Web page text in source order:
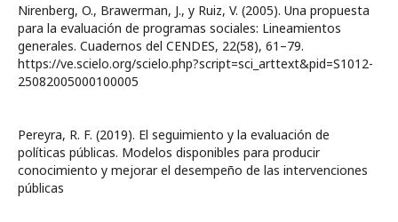
Nirenberg, O., Brawerman, J., y Ruiz, V. (2005). Una propuesta
para la evaluación de programas sociales: Lineamientos
generales. Cuadernos del CENDES, 22(58), 61–79.
https://ve.scielo.org/scielo.php?script=sci_arttext&pid=S1012-
25082005000100005
Pereyra, R. F. (2019). El seguimiento y la evaluación de
políticas públicas. Modelos disponibles para producir
conocimiento y mejorar el desempeño de las intervenciones
públicas